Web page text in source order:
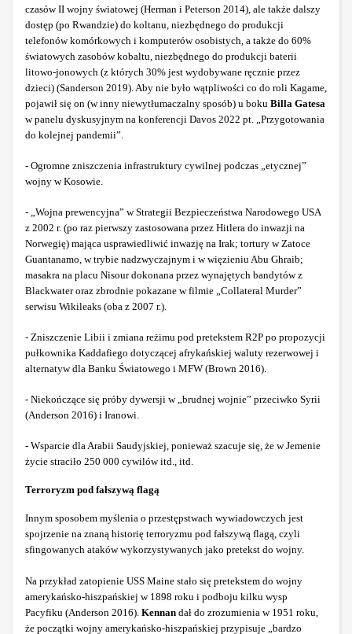
czasów II wojny światowej (Herman i Peterson 2014), ale także dalszy
dostęp (po Rwandzie) do koltanu, niezbędnego do produkcji
telefonów komórkowych i komputerów osobistych, a także do 60%
światowych zasobów kobaltu, niezbędnego do produkcji baterii
litowo-jonowych (z których 30% jest wydobywane ręcznie przez
dzieci) (Sanderson 2019). Aby nie było wątpliwości co do roli Kagame,
pojawił się on (w inny niewytłumaczalny sposób) u boku Billa Gatesa
w panelu dyskusyjnym na konferencji Davos 2022 pt. „Przygotowania
do kolejnej pandemii”.
- Ogromne zniszczenia infrastruktury cywilnej podczas „etycznej”
wojny w Kosowie.
- „Wojna prewencyjna” w Strategii Bezpieczeństwa Narodowego USA
z 2002 r. (po raz pierwszy zastosowana przez Hitlera do inwazji na
Norwegię) mająca usprawiedliwić inwazję na Irak; tortury w Zatoce
Guantanamo, w trybie nadzwyczajnym i w więzieniu Abu Ghraib;
masakra na placu Nisour dokonana przez wynajętych bandytów z
Blackwater oraz zbrodnie pokazane w filmie „Collateral Murder”
serwisu Wikileaks (oba z 2007 r.).
- Zniszczenie Libii i zmiana reżimu pod pretekstem R2P po propozycji
pułkownika Kaddafiego dotyczącej afrykańskiej waluty rezerwowej i
alternatyw dla Banku Światowego i MFW (Brown 2016).
- Niekończące się próby dywersji w „brudnej wojnie” przeciwko Syrii
(Anderson 2016) i Iranowi.
- Wsparcie dla Arabii Saudyjskiej, ponieważ szacuje się, że w Jemenie
życie straciło 250 000 cywilów itd., itd.
Terroryzm pod fałszywą flagą
Innym sposobem myślenia o przestępstwach wywiadowczych jest
spojrzenie na znaną historię terroryzmu pod fałszywą flagą, czyli
sfingowanych ataków wykorzystywanych jako pretekst do wojny.
Na przykład zatopienie USS Maine stało się pretekstem do wojny
amerykańsko-hiszpańskiej w 1898 roku i podboju kilku wysp
Pacyfiku (Anderson 2016). Kennan dał do zrozumienia w 1951 roku,
że początki wojny amerykańsko-hiszpańskiej przypisuje „bardzo